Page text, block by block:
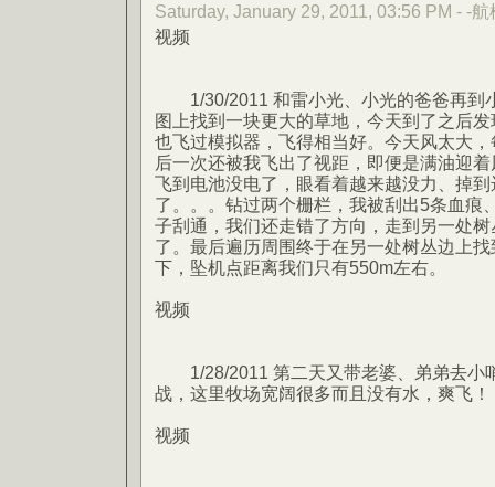
Saturday, January 29, 2011, 03:56 PM - -航
视频
1/30/2011 和雷小光、小光的爸爸再到
图上找到一块更大的草地，今天到了之后
也飞过模拟器，飞得相当好。今天风太大
后一次还被我飞出了视距，即便是满油迎
飞到电池没电了，眼看着越来越没力、掉
了。。。钻过两个栅栏，我被刮出5条血痕
子刮通，我们还走错了方向，走到另一处
了。最后遍历周围终于在另一处树丛边上
下，坠机点距离我们只有550m左右。
视频
1/28/2011 第二天又带老婆、弟弟去小
战，这里牧场宽阔很多而且没有水，爽飞！
视频